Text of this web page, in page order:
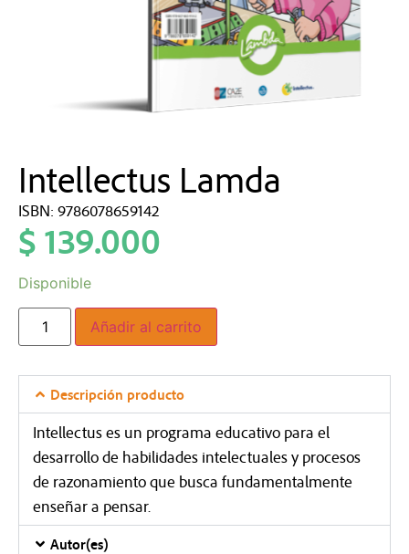
Intellectus Lamda
ISBN: 9786078659142
$ 139.000
Disponible
Añadir al carrito
Descripción producto
Intellectus es un programa educativo para el
desarrollo de habilidades intelectuales y procesos
de razonamiento que busca fundamentalmente
enseñar a pensar.
Autor(es)